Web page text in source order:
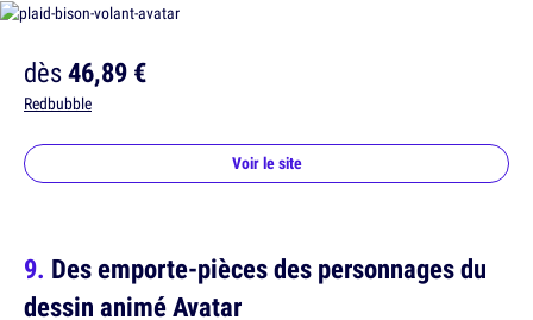
dès46,89 €
Redbubble
Voir le site
Des emporte-pièces des personnages du
dessin animé Avatar